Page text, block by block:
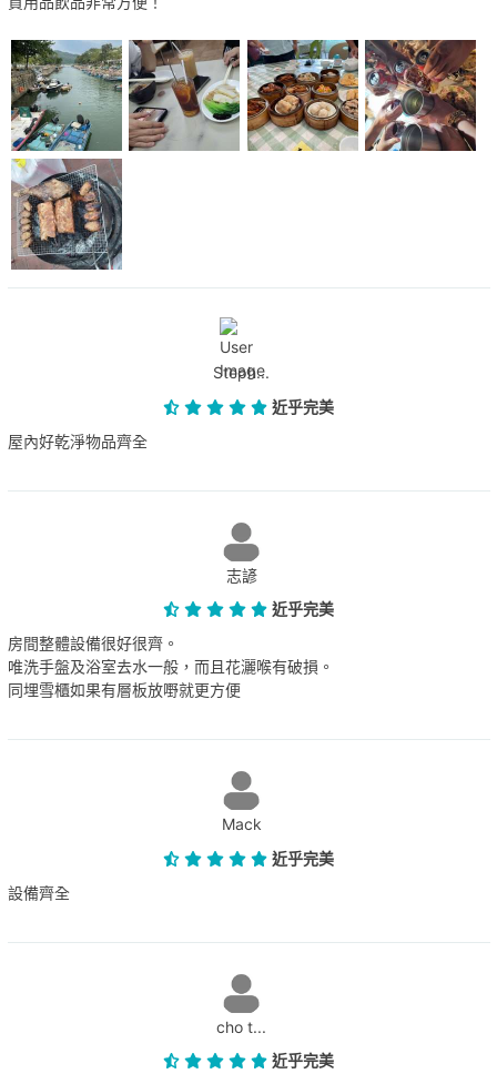
Steph...
近乎完美
屋內好乾淨物品齊全
志諺
近乎完美
房間整體設備很好很齊。
唯洗手盤及浴室去水一般，而且花灑喉有破損。
同埋雪櫃如果有層板放嘢就更方便
Mack
近乎完美
設備齊全
cho t...
近乎完美